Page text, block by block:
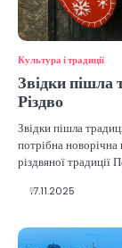
Культура і традиції
Звідки пішла
Різдво
Звідки пішла
потрібна
різдвяної традиції
17.11.2025